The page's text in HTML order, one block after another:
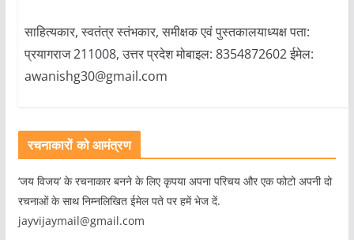
साहित्यकार, स्वतंत्र स्तंभकार, समीक्षक एवं पुस्तकालयाध्यक्ष पता:
प्रयागराज 211008, उत्तर प्रदेश मोबाइल: 8354872602 ईमेल:
awanishg30@gmail.com
रचनाकारों को आमंत्रण
‘जय विजय’ के रचनाकार बनने के लिए कृपया अपना परिचय और एक फोटो अपनी दो
रचनाओं के साथ निम्नलिखित ईमेल पते पर हमें भेज दें.
jayvijaymail@gmail.com